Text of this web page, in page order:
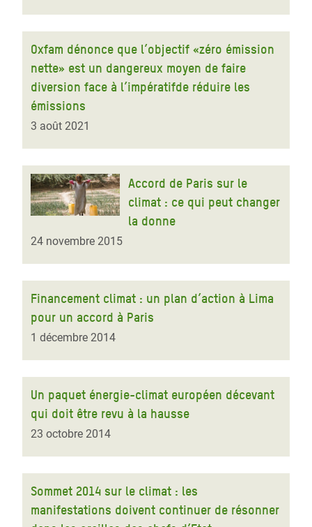
Oxfam dénonce que l’objectif «zéro émission
nette» est un dangereux moyen de faire
diversion face à l’impératifde réduire les
émissions
3 août 2021
Accord de Paris sur le
climat : ce qui peut changer
la donne
24 novembre 2015
Financement climat : un plan d’action à Lima
pour un accord à Paris
1 décembre 2014
Un paquet énergie-climat européen décevant
qui doit être revu à la hausse
23 octobre 2014
Sommet 2014 sur le climat : les
manifestations doivent continuer de résonner